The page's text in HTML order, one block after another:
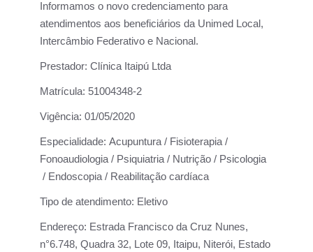
Informamos o novo credenciamento para
atendimentos aos beneficiários da Unimed Local,
Intercâmbio Federativo e Nacional.
Prestador: Clínica Itaipú Ltda
Matrícula: 51004348-2
Vigência: 01/05/2020
Especialidade: Acupuntura / Fisioterapia /
Fonoaudiologia / Psiquiatria / Nutrição / Psicologia
/ Endoscopia / Reabilitação cardíaca
Tipo de atendimento: Eletivo
Endereço: Estrada Francisco da Cruz Nunes,
n°6.748, Quadra 32, Lote 09, Itaipu, Niterói, Estado